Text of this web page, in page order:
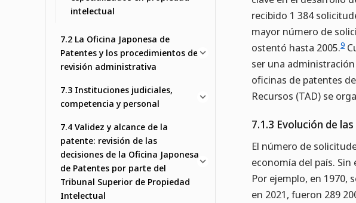
intelectual
7.2 La Oficina Japonesa de
Patentes y los procedimientos de
revisión administrativa
7.3 Instituciones judiciales,
competencia y personal
7.4 Validez y alcance de la
patente: revisión de las
decisiones de la Oficina Japonesa
de Patentes por parte del
Tribunal Superior de Propiedad
Intelectual
recibido 1 384
mayor número de
ostentó hasta 2005.9
ser una
oficinas de patentes
Recursos (TAD) se
7.1.3 Evolución de
El número de
economía del país.
Por ejemplo, en 1970,
en 2021, fueron 289